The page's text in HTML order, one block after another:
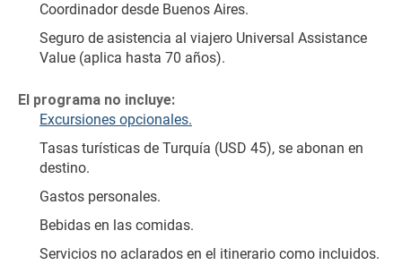
Coordinador desde Buenos Aires.
Seguro de asistencia al viajero Universal Assistance
Value (aplica hasta 70 años).
El programa no incluye:
Excursiones opcionales.
Tasas turísticas de Turquía (USD 45), se abonan en
destino.
Gastos personales.
Bebidas en las comidas.
Servicios no aclarados en el itinerario como incluidos.